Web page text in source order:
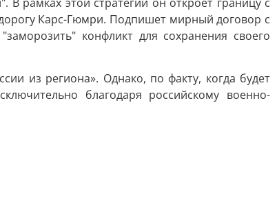
Карс-Гюмри. Подпишет мирный договор с
конфликт для сохранения своего
из региона». Однако, по факту, когда будет
благодаря российскому военно-